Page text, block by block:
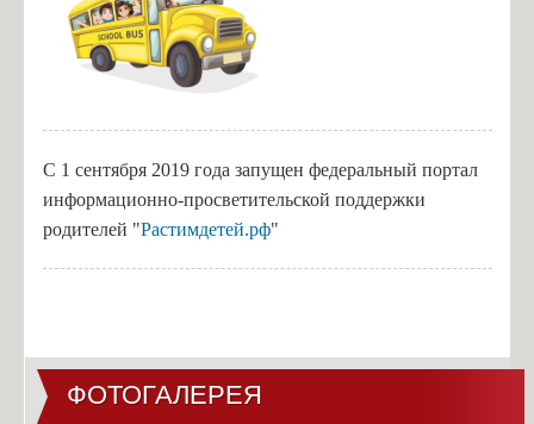
С 1 сентября 2019 года запущен федеральный портал
информационно-просветительской поддержки
родителей "Растимдетей.рф"
ФОТОГАЛЕРЕЯ